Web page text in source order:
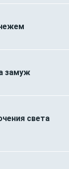
замуж
света